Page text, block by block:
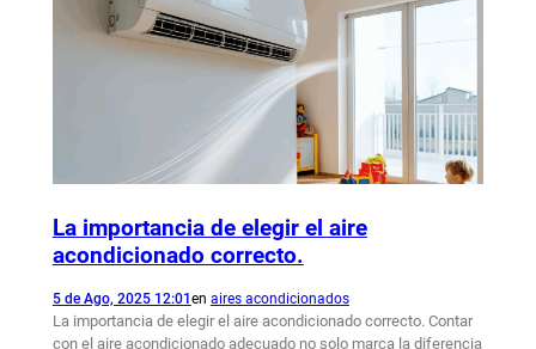
La importancia de elegir el aire
acondicionado correcto.
5 de Ago, 2025 12:01en aires acondicionados
La importancia de elegir el aire acondicionado correcto. Contar
con el aire acondicionado adecuado no solo marca la diferencia